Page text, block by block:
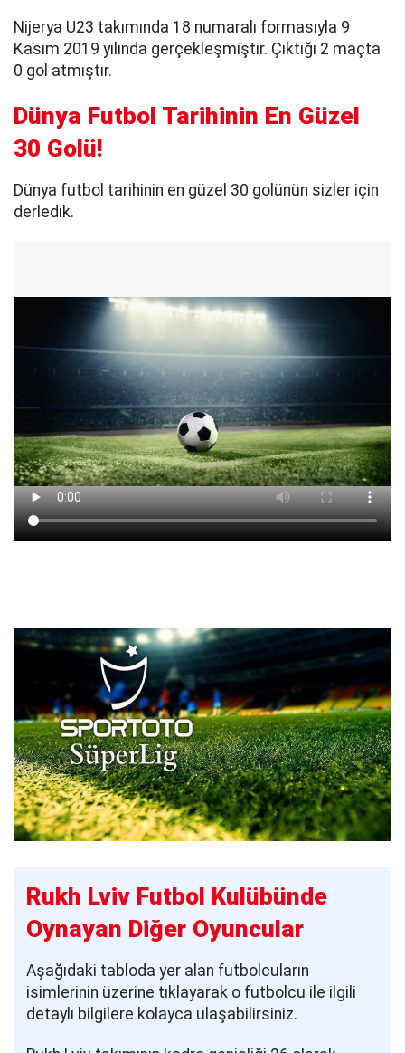
Nijerya U23 takımında 18 numaralı formasıyla 9
Kasım 2019 yılında gerçekleşmiştir. Çıktığı 2 maçta
0 gol atmıştır.
Dünya Futbol Tarihinin En Güzel
30 Golü!
Dünya futbol tarihinin en güzel 30 golünün sizler için
derledik.
Rukh Lviv Futbol Kulübünde
Oynayan Diğer Oyuncular
Aşağıdaki tabloda yer alan futbolcuların
isimlerinin üzerine tıklayarak o futbolcu ile ilgili
detaylı bilgilere kolayca ulaşabilirsiniz.